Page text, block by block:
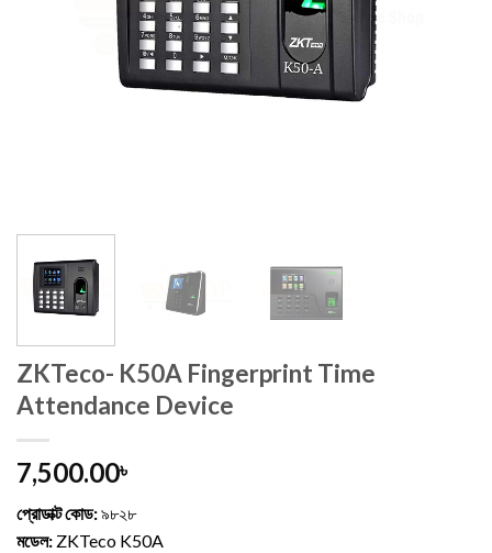
ZKTeco- K50A Fingerprint Time
Attendance Device
7,500.00৳
প্রোডাক্ট কোড:৯৮২৮
মডেল: ZKTeco K50A